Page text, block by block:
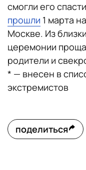
смогли его
прошли 1 марта
Москве. Из
церемонии
родители и
* — внесен в
экстремистов
поделиться